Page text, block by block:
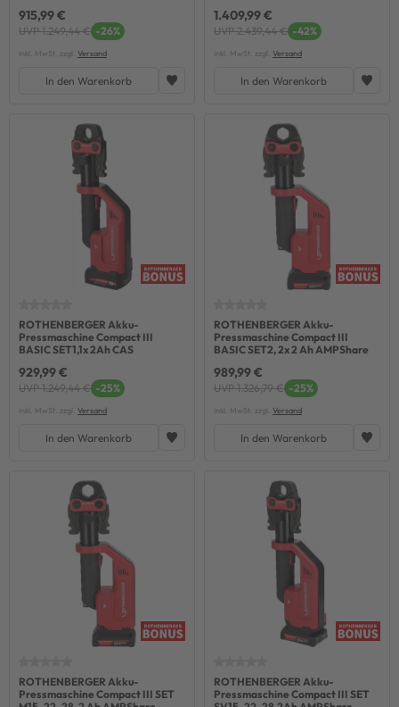
915,99 €
UVP 1.249,44 € -26%
inkl. MwSt. zzgl. Versand
In den Warenkorb
1.409,99 €
UVP 2.439,44 € -42%
inkl. MwSt. zzgl. Versand
In den Warenkorb
ROTHENBERGER Akku-
Pressmaschine Compact III
BASIC SET1,1x 2Ah CAS
929,99 €
UVP 1.249,44 € -25%
inkl. MwSt. zzgl. Versand
In den Warenkorb
ROTHENBERGER Akku-
Pressmaschine Compact III
BASIC SET2, 2x 2 Ah AMPShare
989,99 €
UVP 1.326,79 € -25%
inkl. MwSt. zzgl. Versand
In den Warenkorb
ROTHENBERGER Akku-
Pressmaschine Compact III SET
ROTHENBERGER Akku-
Pressmaschine Compact III SET